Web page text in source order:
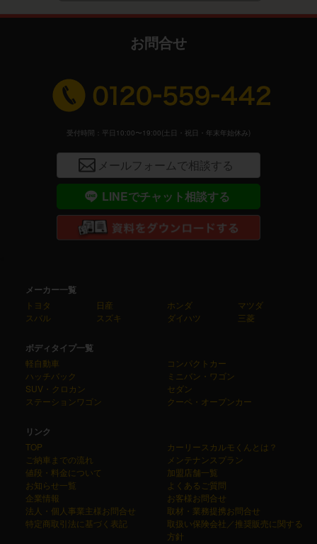
お問合せ
受付時間：平日10:00〜19:00(土日・祝日・年末年始休み)
メールフォームで相談する
LINEでチャット相談する
メーカー一覧
トヨタ 日産 ホンダ
マツダ
スバル
スズキ ダイハツ 三菱
ボディタイプ一覧
軽自動車
コンパクトカー
ハッチバック
ミニバン・ワゴン
SUV・クロカン
セダン
ステーションワゴン
クーペ・オープンカー
リンク
TOP
カーリースカルモくんとは？
ご納車までの流れ
メンテナンスプラン
値段・料金について
加盟店舗一覧
お知らせ一覧
よくあるご質問
企業情報
お客様お問合せ
法人・個人事業主様お問合せ
取材・業務提携お問合せ
特定商取引法に基づく表記
取扱い保険会社／推奨販売に関する
方針